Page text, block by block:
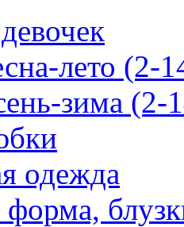
лето (2-
зима (2-
одежда